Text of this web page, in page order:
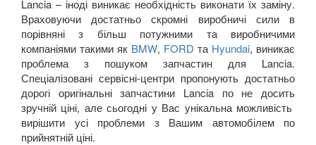
Lancia – іноді виникає необхідність виконати їх заміну.
Враховуючи достатньо скромні виробничі сили в
порівняні з більш потужними та виробничими
компаніями такими як BMW, FORD та Hyundai, виникає
проблема з пошуком запчастин для Lancia.
Спеціалізовані сервісні-центри пропонують достатньо
дорогі оригінальні запчастини Lancia по не досить
зручній ціні, але сьогодні у Вас унікальна можливість
вирішити усі проблеми з Вашим автомобілем по
прийнятній ціні.